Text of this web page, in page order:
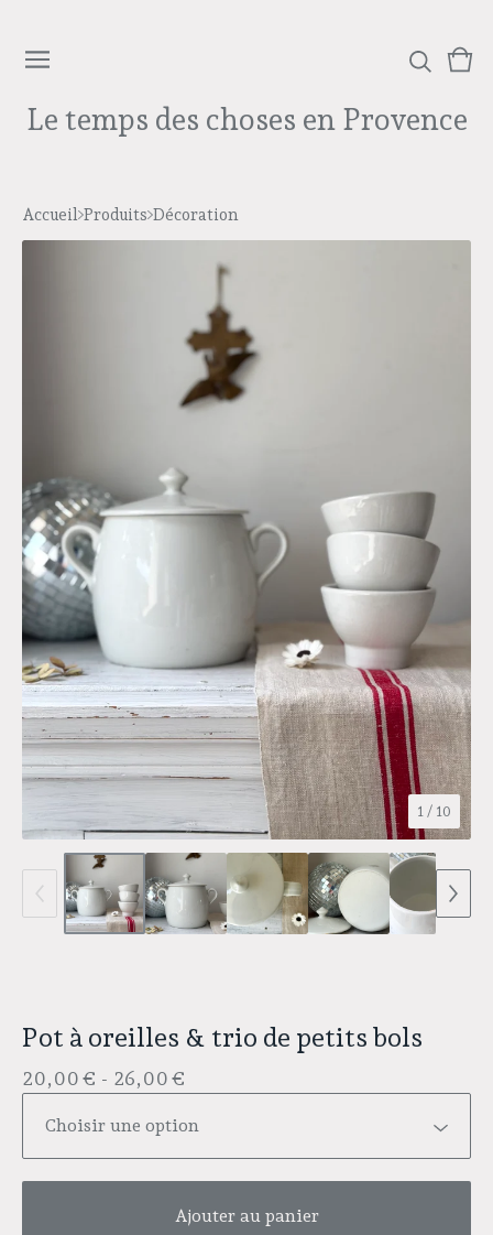
Le temps des choses en Provence
0
Accueil Produits Décoration
1 / 10
Pot à oreilles & trio de petits bols
20,00€ - 26,00€
Ajouter au panier